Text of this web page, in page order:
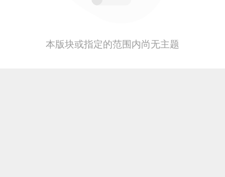
本版块或指定的范围内尚无主题